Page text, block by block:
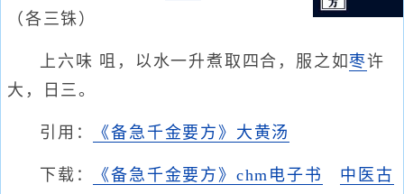
（各三铢）
上六味 咀，以水一升煮取四合，服之如枣许
大，日三。
引用： 《备急千金要方》大黄汤
下载： 《备急千金要方》chm电子书
中医古